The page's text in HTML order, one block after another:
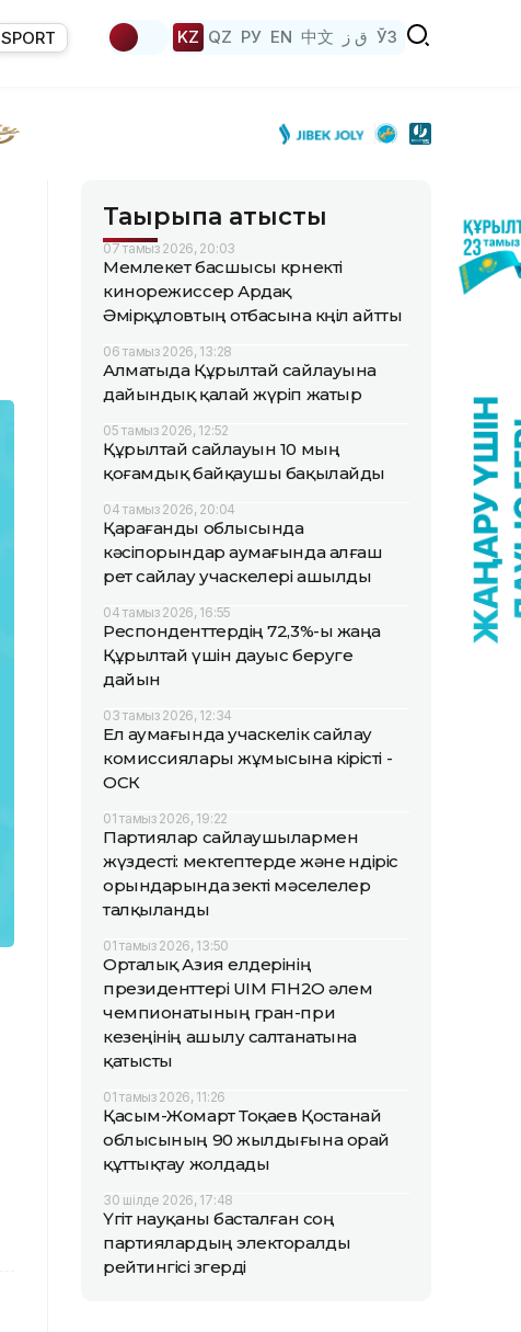
SPORT KZ QZ РУ EN 中文 ق ز ЎЗ
Тақырыпқа қатысты
07 тамыз 2026, 20:03
Мемлекет басшысы көрнекті
кинорежиссер Ардақ
Әмірқұловтың отбасына көңіл айтты
06 тамыз 2026, 13:28
Алматыда Құрылтай сайлауына
дайындық қалай жүріп жатыр
05 тамыз 2026, 12:52
Құрылтай сайлауын 10 мың
қоғамдық байқаушы бақылайды
04 тамыз 2026, 20:04
Қарағанды облысында
кәсіпорындар аумағында алғаш
рет сайлау учаскелері ашылды
04 тамыз 2026, 16:55
Респонденттердің 72,3%-ы жаңа
Құрылтай үшін дауыс беруге
дайын
03 тамыз 2026, 12:34
Ел аумағында учаскелік сайлау
комиссиялары жұмысына кірісті -
ОСК
01 тамыз 2026, 19:22
Партиялар сайлаушылармен
жүздесті: мектептерде және өндіріс
орындарында өзекті мәселелер
талқыланды
01 тамыз 2026, 13:50
Орталық Азия елдерінің
президенттері UIM F1H2O әлем
чемпионатының гран-при
кезеңінің ашылу салтанатына
қатысты
01 тамыз 2026, 11:26
Қасым-Жомарт Тоқаев Қостанай
облысының 90 жылдығына орай
құттықтау жолдады
30 шілде 2026, 17:48
Үгіт науқаны басталған соң
партиялардың электоралды
рейтингісі өзгерді